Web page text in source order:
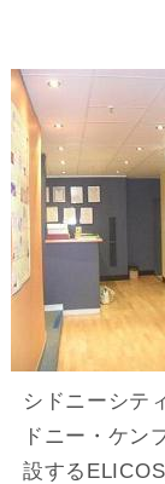
シドニーシテ
ドニー・ケン
設する